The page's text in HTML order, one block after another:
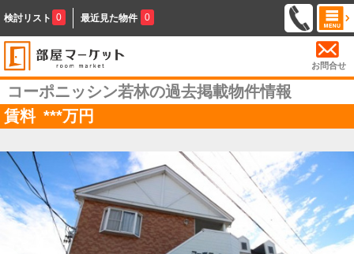
検討リスト 0 最近見た物件 0
お問合せ
コーポニッシン若林の過去掲載物件情報
賃料 ***万円